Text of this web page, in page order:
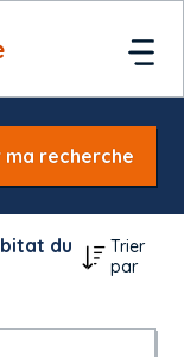
recherche
du
Trier
par